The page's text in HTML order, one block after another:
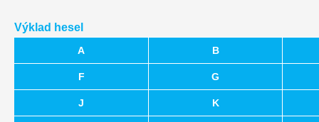
Výklad hesel
A B
F G
J K